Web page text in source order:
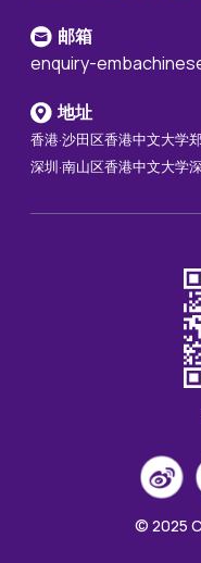
邮箱
enquiry-
地址
香港·沙田区香港中文大学
深圳·南山区香港中文大学
© 2025